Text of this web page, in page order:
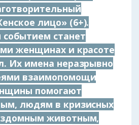
лицо» (6+).
станет
женщинах и красоте
Их имена неразрывно
взаимопомощи
помогают
людям в кризисных
животным,